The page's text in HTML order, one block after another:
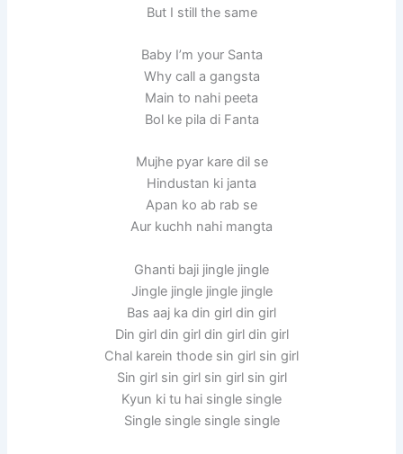
But I still the same
Baby I’m your Santa
Why call a gangsta
Main to nahi peeta
Bol ke pila di Fanta
Mujhe pyar kare dil se
Hindustan ki janta
Apan ko ab rab se
Aur kuchh nahi mangta
Ghanti baji jingle jingle
Jingle jingle jingle jingle
Bas aaj ka din girl din girl
Din girl din girl din girl din girl
Chal karein thode sin girl sin girl
Sin girl sin girl sin girl sin girl
Kyun ki tu hai single single
Single single single single